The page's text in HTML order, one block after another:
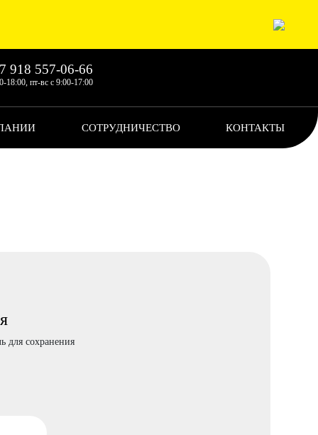
918 557-06-66
18:00, пт-вс с 9:00-17:00
СОТРУДНИЧЕСТВО КОНТАКТЫ
для сохранения